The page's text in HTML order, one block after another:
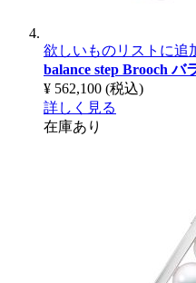
欲しいものリストに追
balance step Broochバ
¥ 562,100 (税込)
詳しく見る
在庫あり